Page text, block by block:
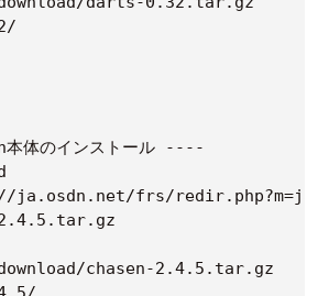
体のインストール ----
frs/
chasen-2.4.5.tar.gz